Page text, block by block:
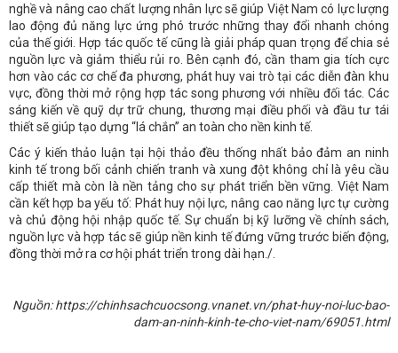
nghề và nâng cao chất lượng nhân lực sẽ giúp Việt Nam có lực lượng
lao động đủ năng lực ứng phó trước những thay đổi nhanh chóng
của thế giới. Hợp tác quốc tế cũng là giải pháp quan trọng để chia sẻ
nguồn lực và giảm thiểu rủi ro. Bên cạnh đó, cần tham gia tích cực
hơn vào các cơ chế đa phương, phát huy vai trò tại các diễn đàn khu
vực, đồng thời mở rộng hợp tác song phương với nhiều đối tác. Các
sáng kiến về quỹ dự trữ chung, thương mại điều phối và đầu tư tái
thiết sẽ giúp tạo dựng “lá chắn” an toàn cho nền kinh tế.
Các ý kiến thảo luận tại hội thảo đều thống nhất bảo đảm an ninh
kinh tế trong bối cảnh chiến tranh và xung đột không chỉ là yêu cầu
cấp thiết mà còn là nền tảng cho sự phát triển bền vững. Việt Nam
cần kết hợp ba yếu tố: Phát huy nội lực, nâng cao năng lực tự cường
và chủ động hội nhập quốc tế. Sự chuẩn bị kỹ lưỡng về chính sách,
nguồn lực và hợp tác sẽ giúp nền kinh tế đứng vững trước biến động,
đồng thời mở ra cơ hội phát triển trong dài hạn./.
Nguồn: https://chinhsachcuocsong.vnanet.vn/phat-huy-noi-luc-bao-
dam-an-ninh-kinh-te-cho-viet-nam/69051.html